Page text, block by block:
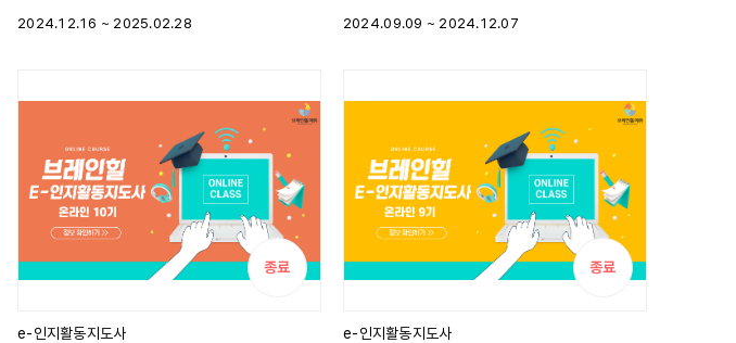
2024.12.16 ~ 2025.02.28 2024.09.09 ~ 2024.12.07
종료
e-인지활동지도사
종료
e-인지활동지도사